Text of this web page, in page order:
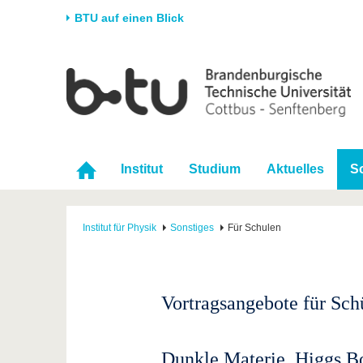
BTU auf einen Blick
Universität
Karriere & Engagement
Forschung
Förderung
Vor
Im
Institut Studium Aktuelles
Institut für Physik Sonstiges Für Schulen
Vortragsangebote für